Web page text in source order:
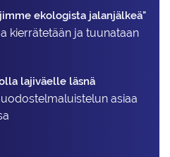
ekologista jalanjälkeä"
kierrätetään ja tuunataan
lajiväelle läsnä
asiaa